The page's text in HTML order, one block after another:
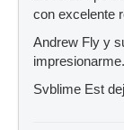
con excelente
Andrew Fly y
impresionarme.
Svblime Est